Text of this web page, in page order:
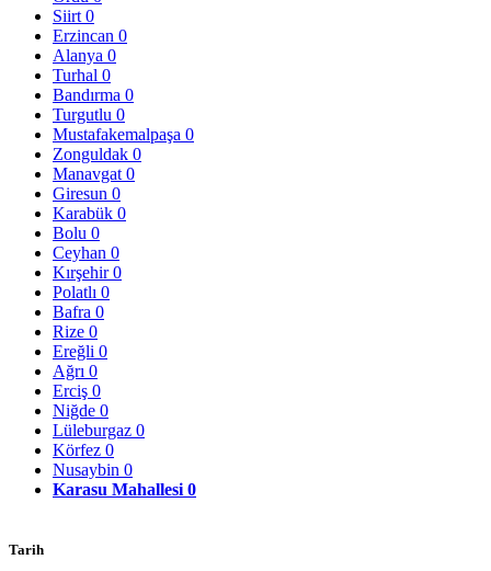
Siirt 0
Erzincan 0
Alanya 0
Turhal 0
Bandırma 0
Turgutlu 0
Mustafakemalpaşa 0
Zonguldak 0
Manavgat 0
Giresun 0
Karabük 0
Bolu 0
Ceyhan 0
Kırşehir0
Polatlı 0
Bafra 0
Rize 0
Ereğli 0
Ağrı 0
Erciş 0
Niğde 0
Lüleburgaz 0
Körfez 0
Nusaybin 0
Karasu Mahallesi 0
Tarih